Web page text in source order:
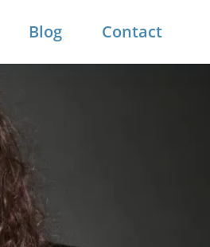
Blog Contact